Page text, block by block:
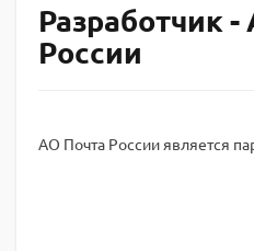
Разработчик
России
АО Почта России является